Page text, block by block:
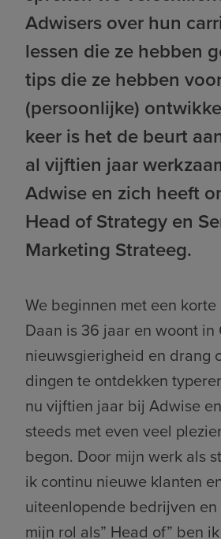
Adwisers over hun
lessen die ze hebben
tips die ze hebben
(persoonlijke)
keer is het de beurt
al vijftien jaar
Adwise en zich heeft
Head of Strategy en
Marketing Strateeg.
We beginnen met een
Daan is 36 jaar en woont
nieuwsgierigheid en drang
dingen te ontdekken
nu vijftien jaar bij Adwise
steeds met even veel
begon. Door mijn werk als
ik continu nieuwe klanten
uiteenlopende bedrijven en
mijn rol als” Head of” ben